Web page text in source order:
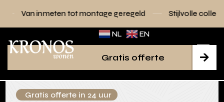
tot montage geregeld Stijlvolle collecties voor elk
NL EN

Gratis offerte
Gratis offerte in 24 uur